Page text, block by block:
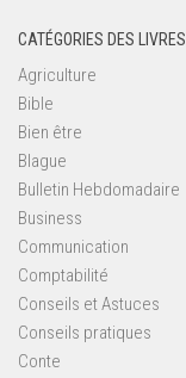
CATÉGORIES DES LIVRES
Agriculture
Bible
Bien être
Blague
Bulletin Hebdomadaire
Business
Communication
Comptabilité
Conseils et Astuces
Conseils pratiques
Conte